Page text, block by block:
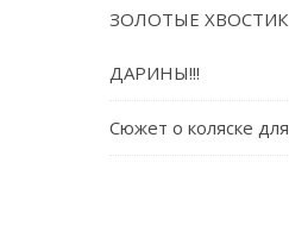
ЗОЛОТЫЕ
ДАРИНЫ!!!
Сюжет о коляске